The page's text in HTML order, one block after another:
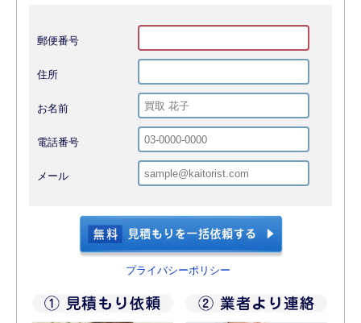
郵便番号
住所
お名前
電話番号
メール
プライバシーポリシー